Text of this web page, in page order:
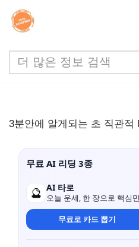
콘
텐
너
기
3분안에 알게되는 초 직관적
무료 AI 리딩 3종
🔮 AI 타로
오늘 운세, 한 장으로 핵심
무료로 카드 뽑기